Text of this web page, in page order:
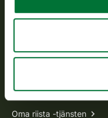
Alla kontaktuppgifter
Oma riista -tjänsten